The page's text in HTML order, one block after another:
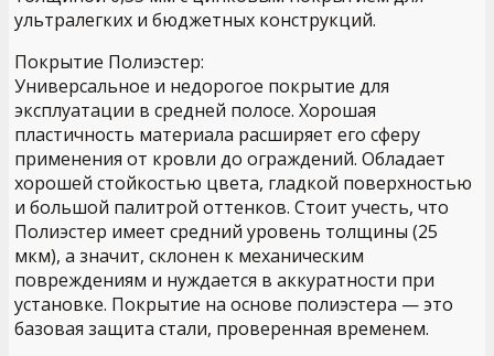
ультралегких и бюджетных конструкций.
Покрытие Полиэстер:
Универсальное и недорогое покрытие для
эксплуатации в средней полосе. Хорошая
пластичность материала расширяет его сферу
применения от кровли до ограждений. Обладает
хорошей стойкостью цвета, гладкой поверхностью
и большой палитрой оттенков. Стоит учесть, что
Полиэстер имеет средний уровень толщины (25
мкм), а значит, склонен к механическим
повреждениям и нуждается в аккуратности при
установке. Покрытие на основе полиэстера — это
базовая защита стали, проверенная временем.